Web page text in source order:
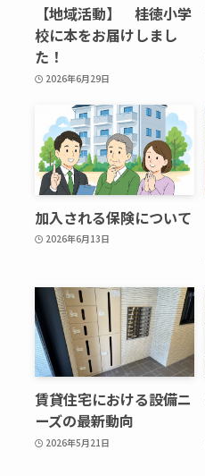
【地域活動】 桂徳小学
校に本をお届けしまし
た！
2026年6月29日
加入される保険について
2026年6月13日
賃貸住宅における設備ニ
ーズの最新動向
2026年5月21日